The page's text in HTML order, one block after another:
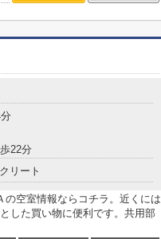
22分
リート
空室情報ならコチラ。近くには
した買い物に便利です。共用部